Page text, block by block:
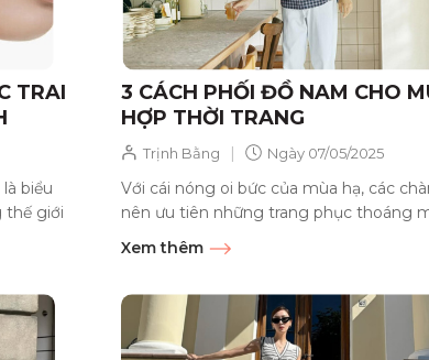
TRAI
biểu
thế giới
3 CÁCH PHỐI ĐỒ NAM CHO
HỢP THỜI TRANG
Trịnh Bằng | Ngày 07/05/2025
Với cái nóng oi bức của mùa hạ, các
nên ưu tiên những trang phục thoáng
giản. Áo polo kết...
Xem thêm